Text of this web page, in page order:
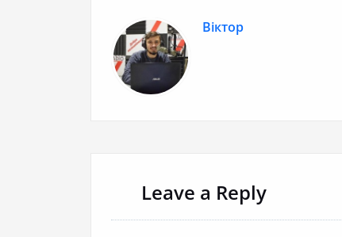
Віктор
Leave a Reply